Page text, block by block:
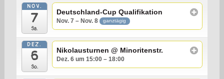
NOV.
7
Sa.
Deutschland-Cup Qualifikation
Nov. 7 – Nov. 8 ganztägig
DEZ.
6
So.
Nikolausturnen@ Minoritenstr.
Dez. 6 um 15:00 – 18:00